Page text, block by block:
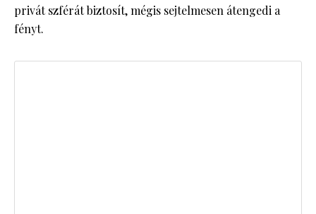
privát szférát biztosít, mégis sejtelmesen átengedi a
fényt.